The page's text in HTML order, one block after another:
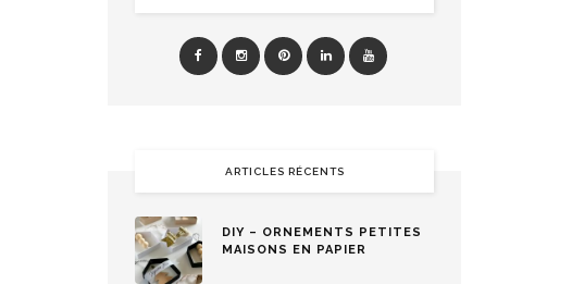
ARTICLES RÉCENTS
DIY – ORNEMENTS PETITES
MAISONS EN PAPIER